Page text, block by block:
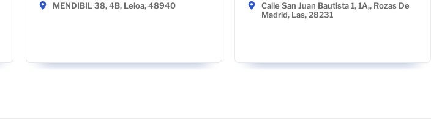
MENDIBIL 38, 4B, Leioa, 48940
Calle San Juan Bautista 1, 1A,, Rozas De
Madrid, Las, 28231